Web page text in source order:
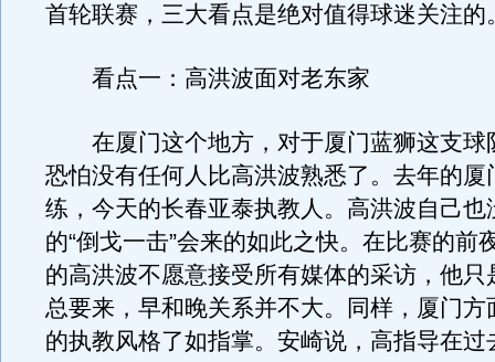
首轮联赛，三大看点是绝对值得球迷关注的
看点一：高洪波面对老东家
在厦门这个地方，对于厦门蓝狮这支球
恐怕没有任何人比高洪波熟悉了。去年的厦
练，今天的长春亚泰执教人。高洪波自己也
的“倒戈一击”会来的如此之快。在比赛的前
的高洪波不愿意接受所有媒体的采访，他只
总要来，早和晚关系并不大。同样，厦门方
的执教风格了如指掌。安崎说，高指导在过